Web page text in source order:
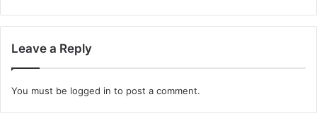
Leave a Reply
You must be logged in to post a comment.